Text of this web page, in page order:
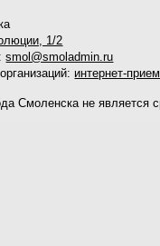
1/2
smol@smoladmin.ru
интернет-
Смоленска не является